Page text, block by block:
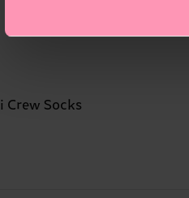
Crew Socks